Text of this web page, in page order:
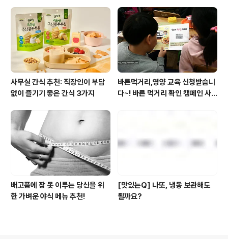
사무실 간식 추천: 직장인이 부담
없이 즐기기 좋은 간식 3가지
바른먹거리,영양 교육 신청받습니
다~! 바른 먹거리 확인 캠페인 사
배고픔에 잠 못 이루는 당신을 위
한 가벼운 야식 메뉴 추천!
[맛있는Q] 나또, 냉동 보관해도
될까요?